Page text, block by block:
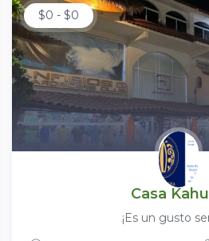
$0 - $0
Casa
¡Es un gusto